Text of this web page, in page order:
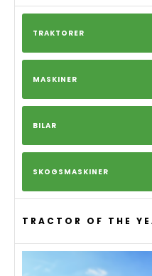
TRAKTORER
MASKINER
BILAR
SKOGSMASKINER
TRACTOR OF THE